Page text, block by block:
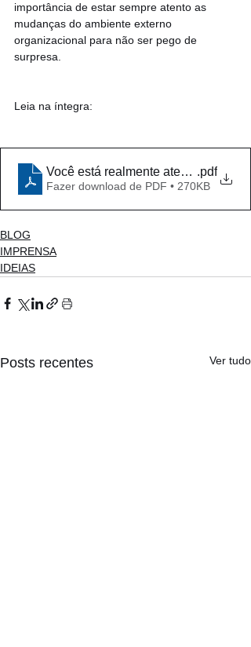
importância de estar sempre atento as
mudanças do ambiente externo
organizacional para não ser pego de
surpresa.
Leia na íntegra:
Você está realmente atento às
.pdf
Fazer download de PDF • 270KB
BLOG
IMPRENSA
IDEIAS
Posts recentes Ver tudo